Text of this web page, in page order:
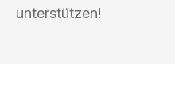
unterstützen!